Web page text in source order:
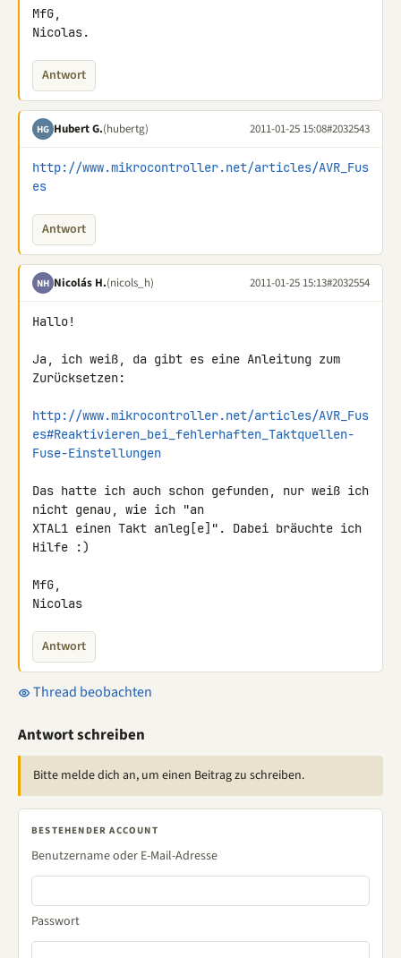
MfG,
Nicolas.
Antwort
HG Hubert G.(hubertg) 2011-01-25 15:08#2032543
http://www.mikrocontroller.net/articles/AVR_Fus
es
Antwort
NH Nicolás H.(nicols_h) 2011-01-25 15:13#2032554
Hallo!
Ja, ich weiß, da gibt es eine Anleitung zum
Zurücksetzen:
http://www.mikrocontroller.net/articles/AVR_Fus
es#Reaktivieren_bei_fehlerhaften_Taktquellen-
Fuse-Einstellungen
Das hatte ich auch schon gefunden, nur weiß ich
nicht genau, wie ich "an
XTAL1 einen Takt anleg[e]". Dabei bräuchte ich
Hilfe :)
MfG,
Nicolas
Antwort
Thread beobachten
Antwort schreiben
Bitte melde dich an, um einen Beitrag zu schreiben.
BESTEHENDER ACCOUNT
Benutzername oder E-Mail-Adresse
Passwort